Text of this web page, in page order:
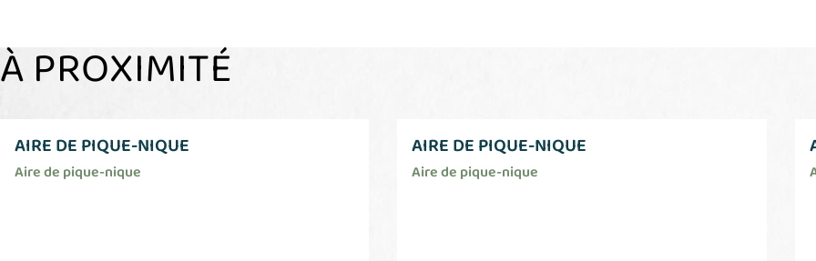
À PROXIMITÉ
AIRE DE PIQUE-NIQUE
Aire de pique-nique
AIRE DE PIQUE-NIQUE
Aire de pique-nique